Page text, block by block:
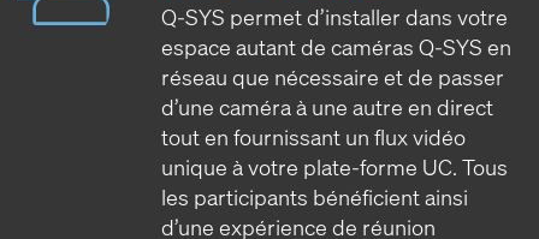
Q-SYS permet d’installer dans votre
espace autant de caméras Q-SYS en
réseau que nécessaire et de passer
d’une caméra à une autre en direct
tout en fournissant un flux vidéo
unique à votre plate-forme UC. Tous
les participants bénéficient ainsi
d’une expérience de réunion